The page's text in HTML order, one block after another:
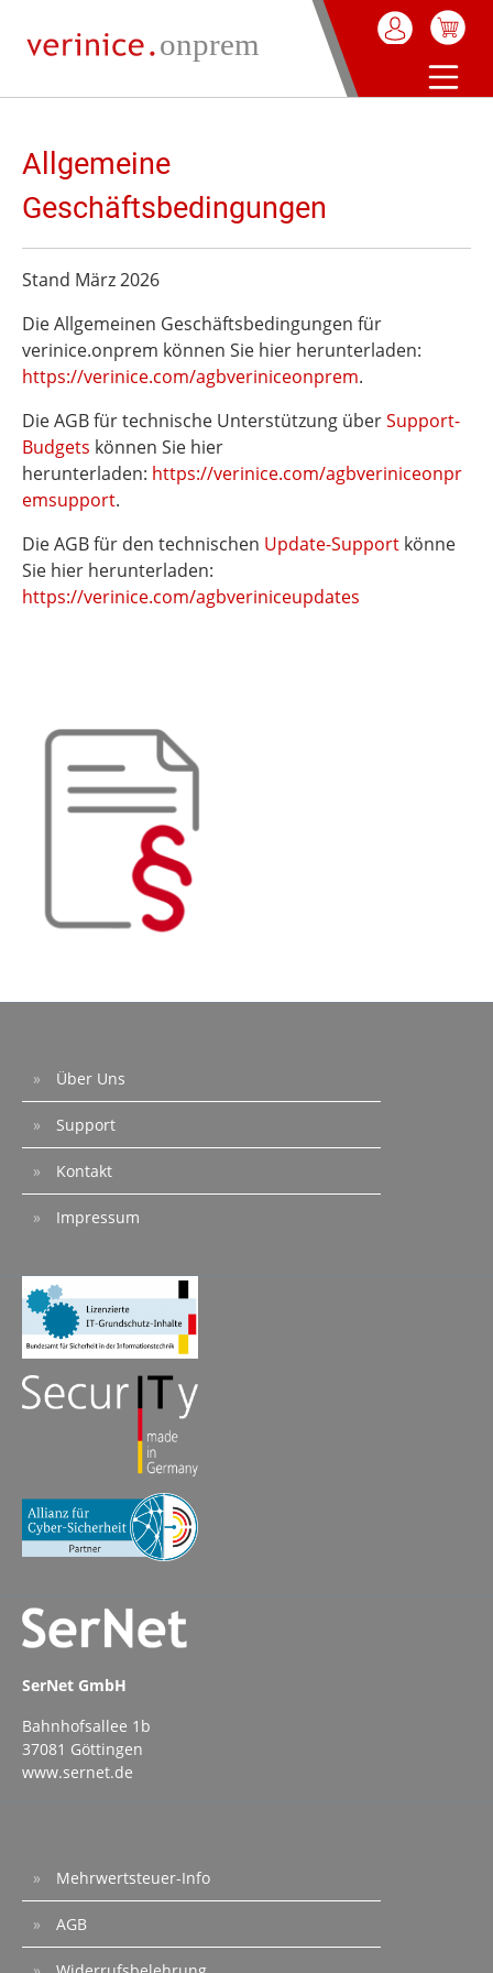
Warenkorb
Allgemeine
Geschäftsbedingungen
Stand März 2026
Die Allgemeinen Geschäftsbedingungen für
verinice.onprem können Sie hier herunterladen:
https://verinice.com/agbveriniceonprem.
Die AGB für technische Unterstützung überSupport-
Budgets können Sie hier
herunterladen: https://verinice.com/agbveriniceonpr
emsupport.
Die AGB für den technischen Update-Support könne
Sie hier herunterladen:
https://verinice.com/agbveriniceupdates
Über Uns
Support
Kontakt
Impressum
SerNet GmbH
Bahnhofsallee 1b
37081 Göttingen
www.sernet.de
Mehrwertsteuer-Info
AGB